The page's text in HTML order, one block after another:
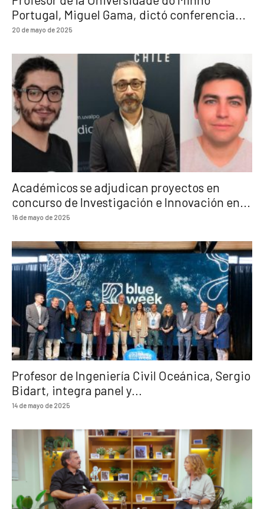
Portugal, Miguel Gama, dictó conferencia...
20 de mayo de 2025
Académicos se adjudican proyectos en
concurso de Investigación e Innovación en...
16 de mayo de 2025
Profesor de Ingeniería Civil Oceánica, Sergio
Bidart, integra panel y...
14 de mayo de 2025